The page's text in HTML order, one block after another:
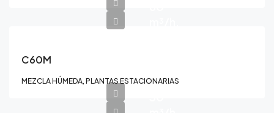
C60M
MEZCLA HÚMEDA, PLANTAS ESTACIONARIAS